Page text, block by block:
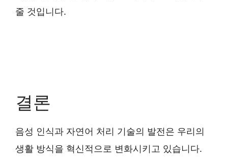
줄 것입니다.
결론
음성 인식과 자연어 처리 기술의 발전은 우리의
생활 방식을 혁신적으로 변화시키고 있습니다.